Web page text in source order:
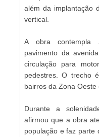
além da implantação
vertical.
A obra contempla
pavimento da
circulação para
pedestres. O trecho
bairros da Zona Oeste
Durante a
afirmou que a obra
população e faz parte